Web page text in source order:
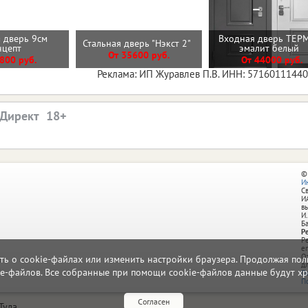
о cookie-файлах или изменить настройки браузера. Продолжая
файлов. Все собранные при помощи cookie-файлов данные будут
Согласен
дверь 9см
руб.
Стальная дверь "Нэкст 2"
От 35600 руб.
Входная дверь
эмалит белый
От 44000 руб.
Реклама: ИП Журавлев П.В. ИНН:
©